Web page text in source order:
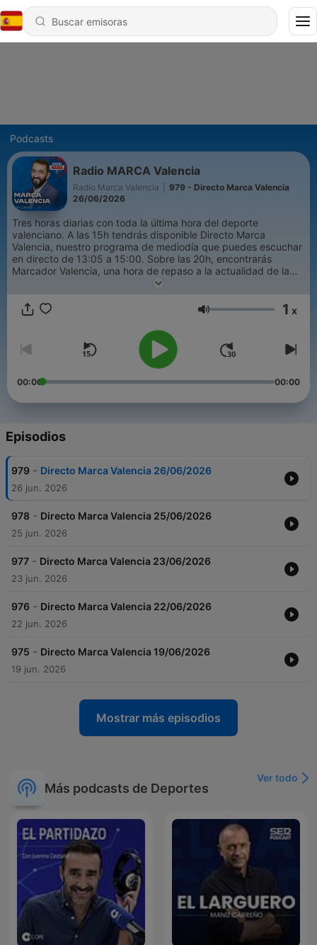
Podcasts
Radio MARCA Valencia
Radio Marca Valencia
979 - Directo Marca Valencia
26/06/2026
Tres horas diarias con toda la última hora del deporte
valenciano. A las 15h tendrás disponible Directo Marca
Valencia, nuestro programa de mediodía que puedes escuchar
en directo de 13:05 a 15:00. Sobre las 20h, encontrarás
Marcador Valencia, una hora de repaso a la actualidad de la
tarde que emitimos en directo de 19:00 a 20:00.
Volumen 1 x
00:00 00:00
Episodios
979 - Directo Marca Valencia 26/06/2026
26 jun. 2026
978 - Directo Marca Valencia 25/06/2026
25 jun. 2026
977 - Directo Marca Valencia 23/06/2026
23 jun. 2026
976 - Directo Marca Valencia 22/06/2026
22 jun. 2026
975 - Directo Marca Valencia 19/06/2026
19 jun. 2026
Mostrar más episodios
Más podcasts de Deportes
Ver todo